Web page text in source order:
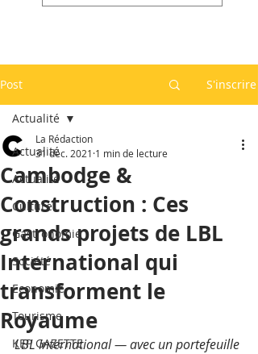
Post S'inscrire
Actualité
Actualité
Culture
Gastronomie
Société
Economie
Tourisme
KEP GAZETTE
Actualité
Cambodge &
Construction : Ces
grands projets de LBL
International qui
transforment le
Royaume
La Rédaction
31 déc. 2021 1 min de lecture
LBL International — avec un portefeuille